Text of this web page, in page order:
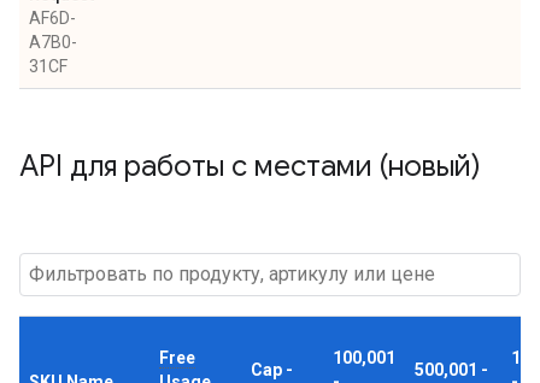
AF6D-
A7B0-
31CF
API для работы с местами (новый)
Free
Cap -
100,001
500,001 -